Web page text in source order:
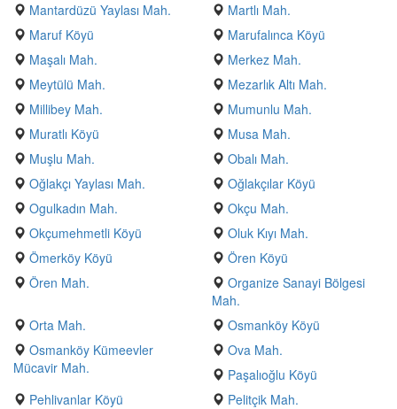
Mantardüzü Yaylası Mah.
Martlı Mah.
Maruf Köyü
Marufalınca Köyü
Maşalı Mah.
Merkez Mah.
Meytülü Mah.
Mezarlık Altı Mah.
Millibey Mah.
Mumunlu Mah.
Muratlı Köyü
Musa Mah.
Muşlu Mah.
Obalı Mah.
Oğlakçı Yaylası Mah.
Oğlakçılar Köyü
Ogulkadın Mah.
Okçu Mah.
Okçumehmetli Köyü
Oluk Kıyı Mah.
Ömerköy Köyü
Ören Köyü
Ören Mah.
Organize Sanayi Bölgesi
Mah.
Orta Mah.
Osmanköy Köyü
Osmanköy Kümeevler
Mücavir Mah.
Ova Mah.
Paşalıoğlu Köyü
Pehlivanlar Köyü
Pelitçik Mah.